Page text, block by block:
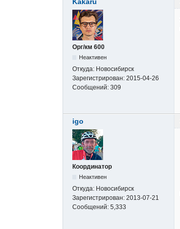
Орг/км 600
Неактивен
Откуда: Новосибирск
Зарегистрирован: 2015-04-26
Сообщений: 309
igo
Координатор
Неактивен
Откуда: Новосибирск
Зарегистрирован: 2013-07-21
Сообщений: 5,333